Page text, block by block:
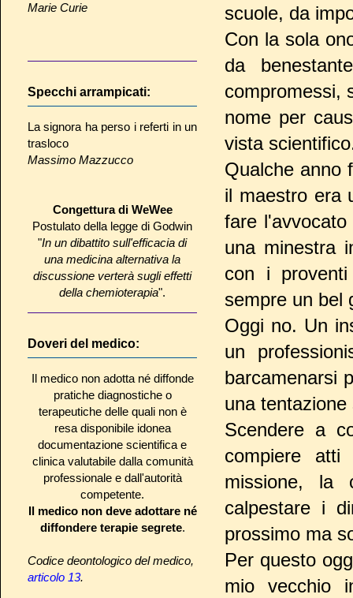
scuole, da
Con la sola
da
compromessi,
nome per
vista
Qualche anno
il maestro era
fare
una minestra
con i
sempre un bel
Oggi no. Un
un
barcamenarsi
una
Scendere a
compiere
missione, la
calpestare i
prossimo ma
Per questo
mio vecchio
Marie Curie
Specchi arrampicati:
La signora ha perso i referti in un
trasloco
Massimo Mazzucco
Congettura di WeWee
Postulato della legge di Godwin
"In un dibattito sull'efficacia di
una medicina alternativa la
discussione verterà sugli effetti
della chemioterapia".
Doveri del medico:
Il medico non adotta né diffonde
pratiche diagnostiche o
terapeutiche delle quali non è
resa disponibile idonea
documentazione scientifica e
clinica valutabile dalla comunità
professionale e dall'autorità
competente.
Il medico non deve adottare né
diffondere terapie segrete.
Codice deontologico del medico,
articolo 13.